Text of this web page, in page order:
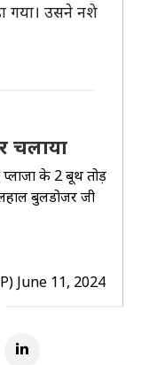
गया। उसने नशे
चलाया
प्लाजा के 2 बूथ तोड़
बुलडोजर जी
June 11, 2024